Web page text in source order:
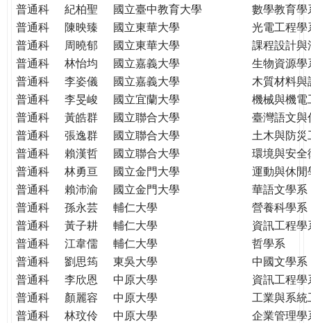
YOU
ON
THE
PATH
GLOBAL
CITIZENSHIP
普通科
紀柏聖 國立臺中教育大學
數學教育學
普通科
陳映臻 國立東華大學
光電工程學
普通科
周曉郁 國立東華大學
課程設計與
普通科
林怡均 國立嘉義大學
生物資源學
普通科
李姿儀 國立嘉義大學
木質材料
普通科
李旻峻 國立宜蘭大學
機械與機電
普通科
黃皓群 國立聯合大學
臺灣語文與
普通科
張逸群 國立聯合大學
土木與防
普通科
賴漢哲 國立聯合大學
環境與安
普通科
林勇亘 國立金門大學
運動與休閒
普通科
賴沛渝 國立金門大學
華語文學系
普通科
孫永芸 輔仁大學
營養科學系
普通科
黃子耕 輔仁大學
資訊工程學
普通科
江韋儒 輔仁大學
哲學系
普通科
劉思筠 東吳大學
中國文學系
普通科
李欣恩 中原大學
資訊工程學
普通科
顏麗容 中原大學
工業與系
普通科
林玟伶 中原大學
企業管理學